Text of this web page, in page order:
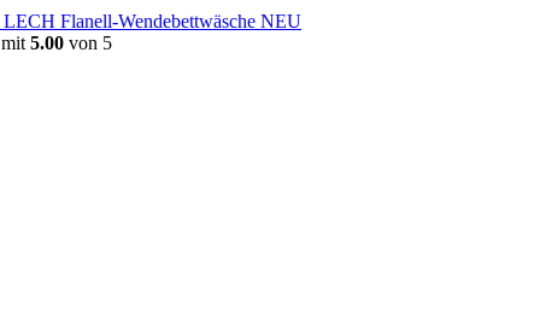
LECH Flanell-Wendebettwäsche NEU
5.00 von 5